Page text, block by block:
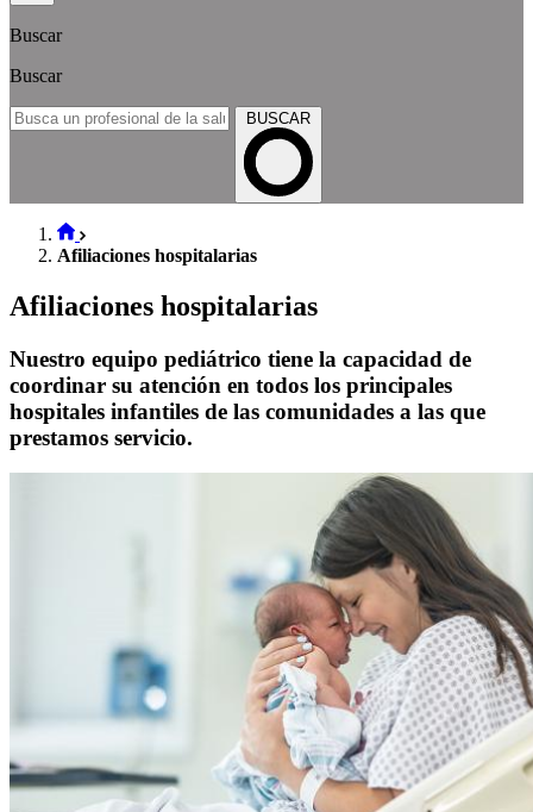
Buscar
Buscar
BUSCAR
Afiliaciones hospitalarias
Afiliaciones hospitalarias
Nuestro equipo pediátrico tiene la capacidad de
coordinar su atención en todos los principales
hospitales infantiles de las comunidades a las que
prestamos servicio.